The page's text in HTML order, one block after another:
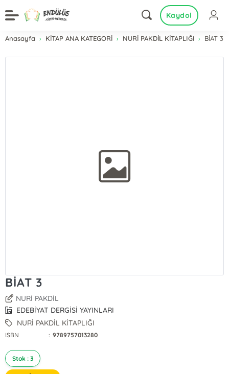
Kaydol
Anasayfa KİTAP ANA KATEGORİ NURİ PAKDİL KİTAPLIĞI BİAT 3
BİAT 3
NURİ PAKDİL
EDEBİYAT DERGİSİ YAYINLARI
NURİ PAKDİL KİTAPLIĞI
ISBN : 9789757013280
Stok : 3